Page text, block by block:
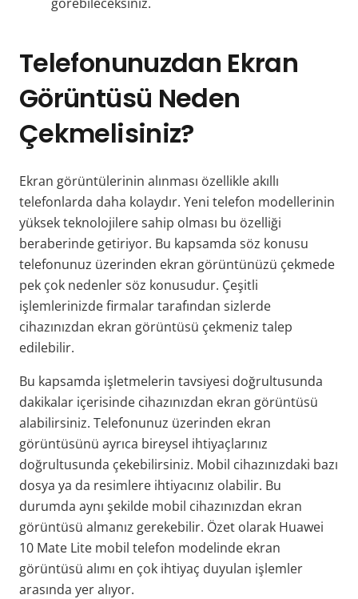
Telefonunuzdan Ekran
Görüntüsü Neden
Çekmelisiniz?
Ekran görüntülerinin alınması özellikle akıllı
telefonlarda daha kolaydır. Yeni telefon modellerinin
yüksek teknolojilere sahip olması bu özelliği
beraberinde getiriyor. Bu kapsamda söz konusu
telefonunuz üzerinden ekran görüntünüzü çekmede
pek çok nedenler söz konusudur. Çeşitli
işlemlerinizde firmalar tarafından sizlerde
cihazınızdan ekran görüntüsü çekmeniz talep
edilebilir.
Bu kapsamda işletmelerin tavsiyesi doğrultusunda
dakikalar içerisinde cihazınızdan ekran görüntüsü
alabilirsiniz. Telefonunuz üzerinden ekran
görüntüsünü ayrıca bireysel ihtiyaçlarınız
doğrultusunda çekebilirsiniz. Mobil cihazınızdaki bazı
dosya ya da resimlere ihtiyacınız olabilir. Bu
durumda aynı şekilde mobil cihazınızdan ekran
görüntüsü almanız gerekebilir. Özet olarak Huawei
10 Mate Lite mobil telefon modelinde ekran
görüntüsü alımı en çok ihtiyaç duyulan işlemler
arasında yer alıyor.